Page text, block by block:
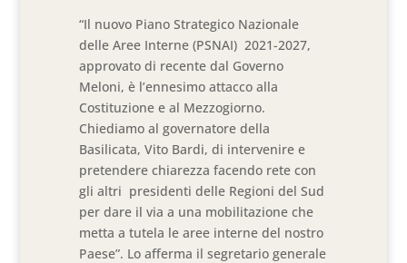
“Il nuovo Piano Strategico Nazionale
delle Aree Interne (PSNAI) 2021-2027,
approvato di recente dal Governo
Meloni, è l’ennesimo attacco alla
Costituzione e al Mezzogiorno.
Chiediamo al governatore della
Basilicata, Vito Bardi, di intervenire e
pretendere chiarezza facendo rete con
gli altri presidenti delle Regioni del Sud
per dare il via a una mobilitazione che
metta a tutela le aree interne del nostro
Paese”. Lo afferma il segretario generale